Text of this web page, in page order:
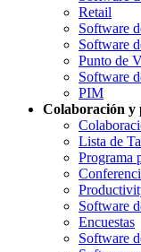
Retail
Software
Software
Punto de
Software
PIM
Colaboración y
Lista de
Programa
Software
Encuestas
Software